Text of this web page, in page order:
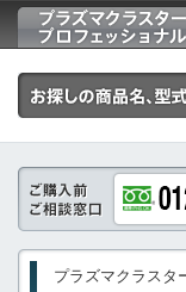
プラズマクラスタ